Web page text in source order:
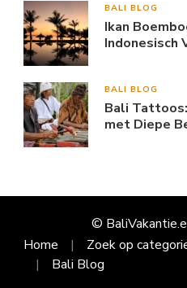
BALI BLOG
Ikan
Indonesisch
BALI BLOG
Bali
met Diepe
©
Home
Zoek op
Bali Blog